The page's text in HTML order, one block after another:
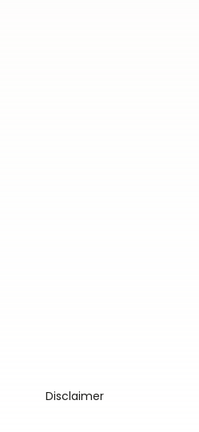
Disclaimer